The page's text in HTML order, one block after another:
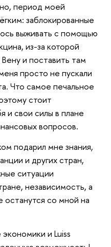
период моей
заблокированные
выживать с помощью
из-за которой
и поставить там
просто не пускали
Что самое печальное
стоит
и свои силы в плане
вопросов.
подарил мне знания,
и других стран,
ситуации
независимость, а
останутся со мной на
и Luiss